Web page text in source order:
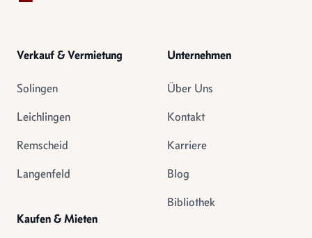
Verkauf & Vermietung
Solingen
Leichlingen
Remscheid
Langenfeld
Kaufen & Mieten
Unternehmen
Über Uns
Kontakt
Karriere
Blog
Bibliothek